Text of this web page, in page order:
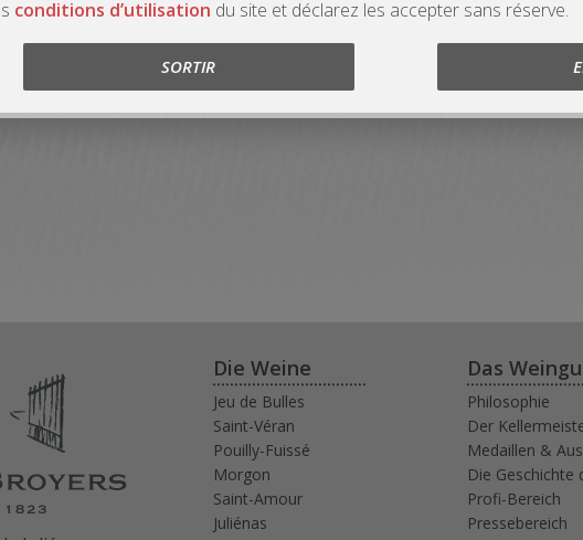
Saint-Véran
Die Weine
Jeu de Bulles
Saint-Véran
Pouilly-Fuissé
Morgon
Saint-Amour
Juliénas
Das
Philosophie
Der
Medaillen &
Die Geschichte
Profi-Bereich
Pressebereich
conditions d’utilisation du site et déclarez les accepter sans réserve.
SORTIR